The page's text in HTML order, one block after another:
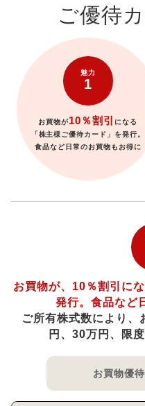
ご優待
魅力
1
お買物が10％割引
になる
「株主様ご優待カード」を発行。
食品など日常のお買物もお得に
お買物が、10％割引に
発行。 食品など
ご所有株式数により、
円、30万円、限
お買物優